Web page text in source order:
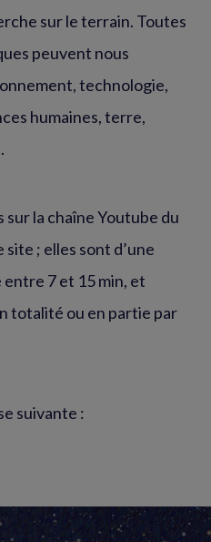
sur le terrain. Toutes
peuvent nous
technologie,
humaines, terre,
la chaîne Youtube du
; elles sont d’une
7 et 15 min, et
totalité ou en partie par
suivante :